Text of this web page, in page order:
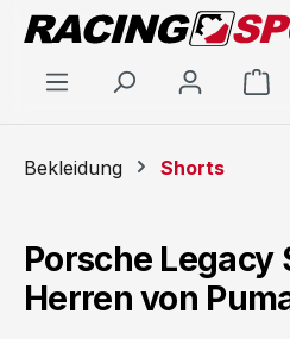
Zum Hauptinhalt springen
Bekleidung Shorts
Porsche
Herren von